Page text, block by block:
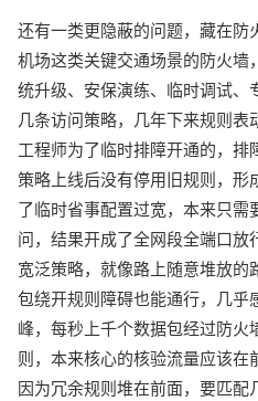
还有一类更隐蔽的问题，藏在防
机场这类关键交通场景的防火墙
统升级、安保演练、临时调试、
几条访问策略，几年下来规则
工程师为了临时排障开通的，
策略上线后没有停用旧规则，形
了临时省事配置过宽，本来只
问，结果开成了全网段全端口放
宽泛策略，就像路上随意堆放
包绕开规则障碍也能通行，几乎
峰，每秒上千个数据包经过防
则，本来核心的核验流量应该在
因为冗余规则堆在前面，要匹